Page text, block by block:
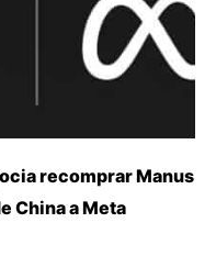
recomprar Manus
China a Meta